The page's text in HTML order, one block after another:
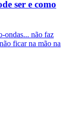
ser e como
ondas... não faz
ficar na mão na